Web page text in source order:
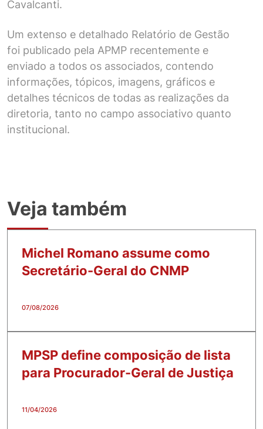
Cavalcanti.
Um extenso e detalhado Relatório de Gestão
foi publicado pela APMP recentemente e
enviado a todos os associados, contendo
informações, tópicos, imagens, gráficos e
detalhes técnicos de todas as realizações da
diretoria, tanto no campo associativo quanto
institucional.
Veja também
Michel Romano assume como
Secretário-Geral do CNMP
07/08/2026
MPSP define composição de lista
para Procurador-Geral de Justiça
11/04/2026